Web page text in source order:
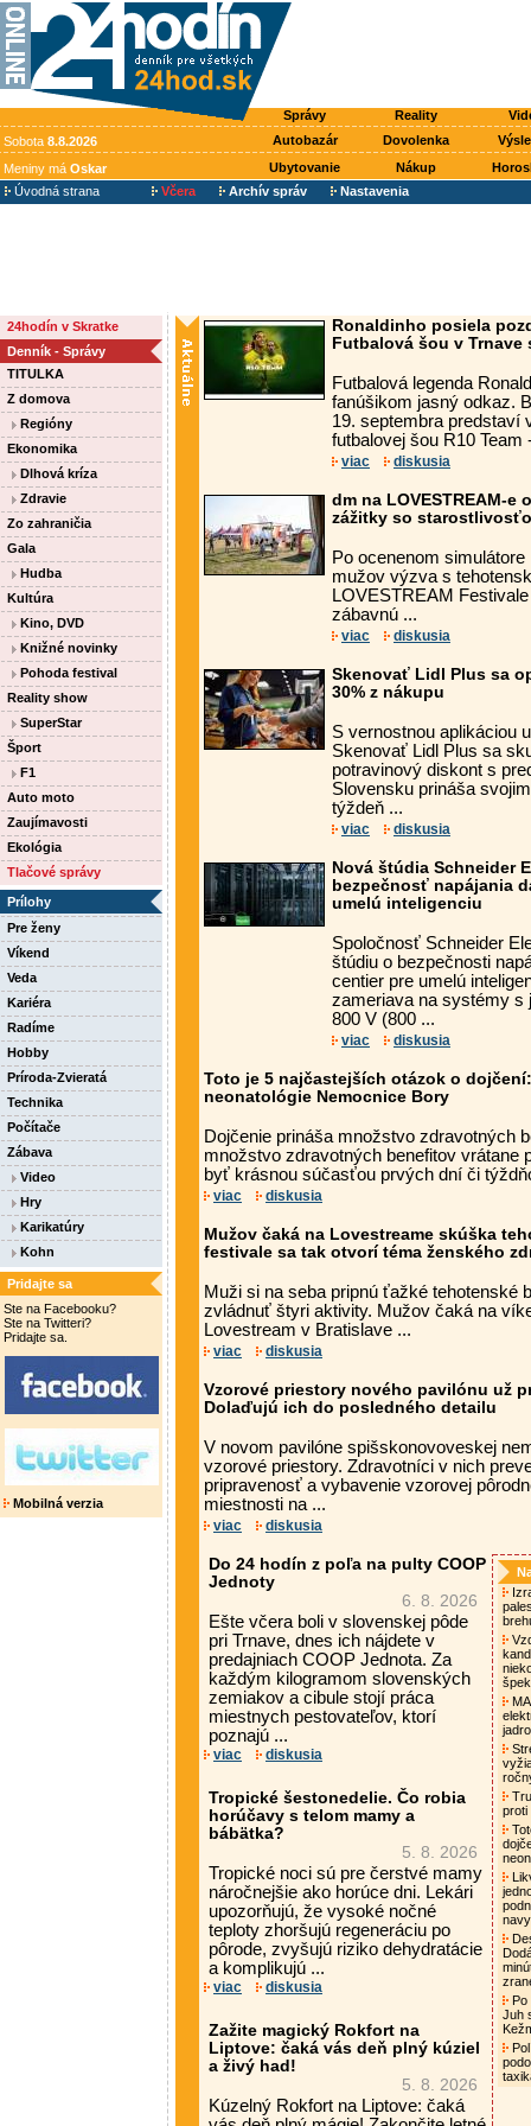
Správy Reality
Sobota 8.8.2026 Autobazár Dovolenka
Meniny má Oskar Ubytovanie Nákup
Úvodná strana
Včera Archív správ Nastavenia
24hodín v Skratke
Denník - Správy
TITULKA
Z domova
Regióny
Ekonomika
Dlhová kríza
Zdravie
Zo zahraničia
Gala
Hudba
Kultúra
Kino, DVD
Knižné novinky
Pohoda festival
Reality show
SuperStar
Šport
F1
Auto moto
Zaujímavosti
Ekológia
Tlačové správy
Prílohy
Pre ženy
Víkend
Veda
Kariéra
Radíme
Hobby
Príroda-Zvieratá
Technika
Počítače
Zábava
Video
Hry
Karikatúry
Kohn
Pridajte sa
Ste na Facebooku?
Ste na Twitteri?
Pridajte sa.
Mobilná verzia
Ronaldinho posiela
Futbalová šou v
Futbalová legenda
fanúšikom jasný odkaz.
19. septembra predstaví
futbalovej šou R10
viac diskusia
dm na LOVESTREAM-
zážitky so
Po ocenenom
mužov výzva s
LOVESTREAM
zábavnú ...
viac diskusia
Skenovať Lidl Plus sa
30% z nákupu
S vernostnou aplikáciou
Skenovať Lidl Plus sa
potravinový diskont s
Slovensku prináša
týždeň ...
viac diskusia
Nová štúdia Schneider
bezpečnosť napájania
umelú inteligenciu
Spoločnosť Schneider
štúdiu o bezpečnosti
centier pre umelú
zameriava na systémy s
800 V (800 ...
viac diskusia
Toto je 5 najčastejších otázok o
neonatológie Nemocnice Bory
Dojčenie prináša množstvo zdravotných
množstvo zdravotných benefitov vrátane
byť krásnou súčasťou prvých dní či
viac diskusia
Mužov čaká na Lovestreame skúška
festivale sa tak otvorí téma ženského
Muži si na seba pripnú ťažké tehotenské
zvládnuť štyri aktivity. Mužov čaká na
Lovestream v Bratislave ...
viac diskusia
Vzorové priestory nového pavilónu už
Dolaďujú ich do posledného detailu
V novom pavilóne spišskonovoveskej
vzorové priestory. Zdravotníci v nich
pripravenosť a vybavenie vzorovej
miestnosti na ...
viac diskusia
Do 24 hodín z poľa na pulty COOP
Jednoty
6. 8. 2026
Ešte včera boli v slovenskej pôde
pri Trnave, dnes ich nájdete v
predajniach COOP Jednota. Za
každým kilogramom slovenských
zemiakov a cibule stojí práca
miestnych pestovateľov, ktorí
poznajú ...
viac diskusia
Tropické šestonedelie. Čo robia
horúčavy s telom mamy a
bábätka?
5. 8. 2026
Tropické noci sú pre čerstvé mamy
náročnejšie ako horúce dni. Lekári
upozorňujú, že vysoké nočné
teploty zhoršujú regeneráciu po
pôrode, zvyšujú riziko dehydratácie
a komplikujú ...
viac diskusia
Zažite magický Rokfort na
Liptove: čaká vás deň plný kúziel
a živý had!
5. 8. 2026
Kúzelný Rokfort na Liptove: čaká
proti
Po
Juh